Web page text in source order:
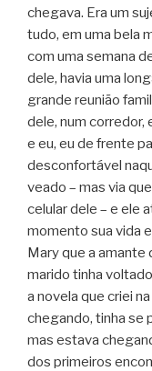
chegava. Era um
tudo, em uma bela
com uma semana
dele, havia uma
grande reunião
dele, num corredor,
e eu, eu de frente
desconfortável
veado – mas via
celular dele – e ele
momento sua vida
Mary que a
marido tinha
a novela que criei
chegando, tinha se
mas estava
dos primeiros